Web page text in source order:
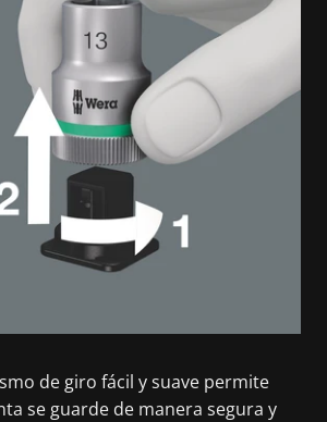
de giro fácil y suave permite
se guarde de manera segura y